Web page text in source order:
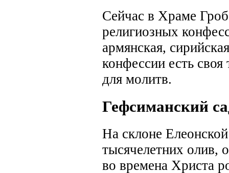
Сейчас в Храме
религиозных
армянская,
конфессии есть
для молитв.
Гефсиманский
На склоне
тысячелетних олив,
во времена Христа